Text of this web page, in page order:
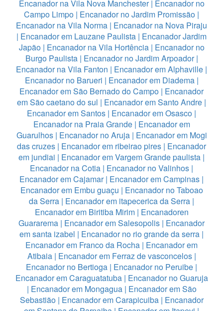
Encanador na Vila Nova Manchester| Encanador no
Campo Limpo | Encanador no Jardim Promissão |
Encanador na Vila Norma | Encanador na Nova Piraju
| Encanador em Lauzane Paulista | Encanador Jardim
Japão| Encanador na Vila Hortência| Encanador no
Burgo Paulista| Encanador no Jardim Arpoador|
Encanador na Vila Fanton | Encanador em Alphaville |
Encanador no Barueri | Encanador em Diadema|
Encanador em São Bernado do Campo | Encanador
em São caetano do sul | Encanador em Santo Andre |
Encanador em Santos | Encanador em Osasco |
Encanador na Praia Grande| Encanador em
Guarulhos| Encanador no Aruja| Encanador em Mogi
das cruzes | Encanador em ribeirao pires | Encanador
em jundiai | Encanador em Vargem Grande paulista |
Encanador na Cotia | Encanador no Valinhos |
Encanador em Cajamar| Encanador em Campinas |
Encanador em Embu guaçu | Encanador no Taboao
da Serra | Encanador em itapecerica da Serra |
Encanador em Biritiba Mirim| Encanadoren
Guararema | Encanador em Salesopolis | Encanador
em santa izabel | Encanador no rio grande da serra |
Encanador em Franco da Rocha | Encanador em
Atibaia| Encanador em Ferraz de vasconcelos|
Encanador no Bertioga | Encanador no Peruibe |
Encanador em Caraguatatuba| Encanador no Guaruja
| Encanador em Mongagua| Encanador em São
Sebastião| Encanador em Carapicuiba| Encanador